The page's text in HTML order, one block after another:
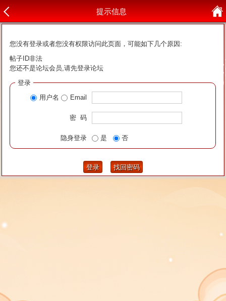
提示信息
您没有登录或者您没有权限访问此页面，可能如下几个原因:
帖子ID非法
您还不是论坛会员,请先登录论坛
登录
用户名
Email
密 码
隐身登录 是 否